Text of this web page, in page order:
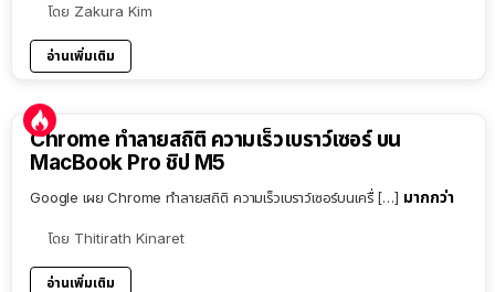
โดย Zakura Kim
อ่านเพิ่มเติม
Chrome ทำลายสถิติ ความเร็วเบราว์เซอร์ บน
MacBook Pro ชิป M5
Google เผย Chrome ทำลายสถิติ ความเร็วเบราว์เซอร์บนเครื่ […] มากกว่า
โดย Thitirath Kinaret
อ่านเพิ่มเติม